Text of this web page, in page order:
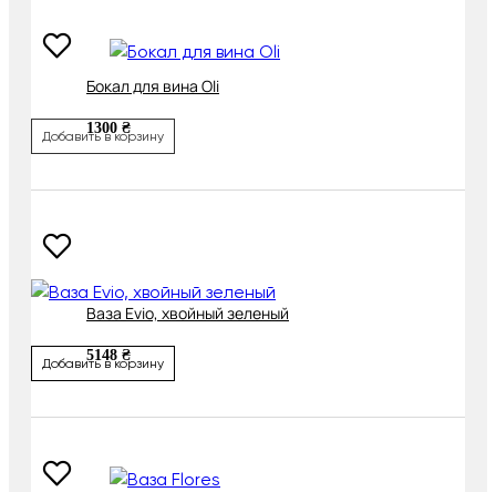
Бокал для вина Oli
1300 ₴
Добавить в корзину
Ваза Evio, хвойный зеленый
5148 ₴
Добавить в корзину